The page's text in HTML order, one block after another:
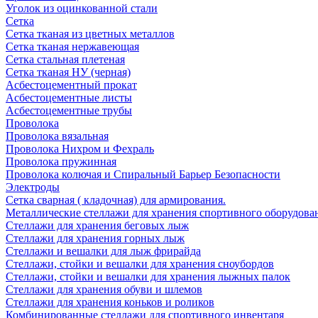
Уголок из оцинкованной стали
Сетка
Сетка тканая из цветных металлов
Сетка тканая нержавеющая
Сетка стальная плетеная
Сетка тканая НУ (черная)
Асбестоцементный прокат
Асбестоцементные листы
Асбестоцементные трубы
Проволока
Проволока вязальная
Проволока Нихром и Фехраль
Проволока пружинная
Проволока колючая и Спиральный Барьер Безопасности
Электроды
Сетка сварная ( кладочная) для армирования.
Металлические стеллажи для хранения спортивного
Стеллажи для хранения беговых лыж
Стеллажи для хранения горных лыж
Стеллажи и вешалки для лыж фрирайда
Стеллажи, стойки и вешалки для хранения сноубордов
Стеллажи, стойки и вешалки для хранения лыжных палок
Стеллажи для хранения обуви и шлемов
Стеллажи для хранения коньков и роликов
Комбинированные стеллажи для спортивного инвентаря